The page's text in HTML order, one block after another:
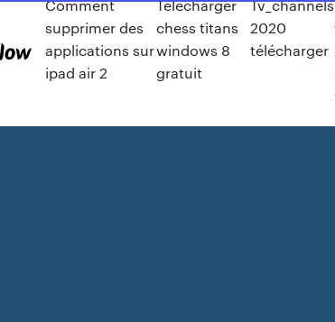
Comment
supprimer des
applications sur
ipad air 2
Telecharger
chess titans
windows 8
gratuit
Tv_channels
2020
télécharger